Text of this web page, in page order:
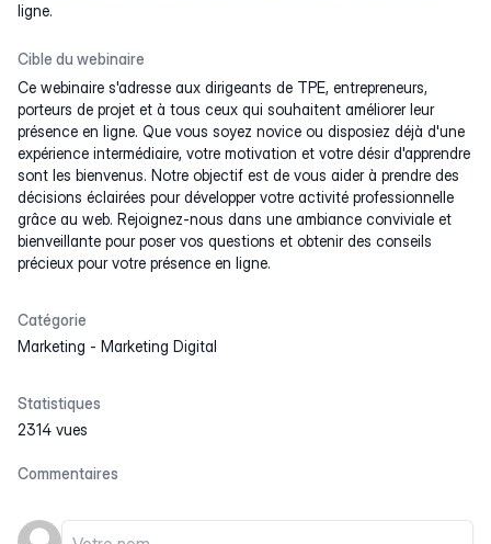
ligne.
Cible du webinaire
Ce webinaire s'adresse aux dirigeants de TPE, entrepreneurs,
porteurs de projet et à tous ceux qui souhaitent améliorer leur
présence en ligne. Que vous soyez novice ou disposiez déjà d'une
expérience intermédiaire, votre motivation et votre désir d'apprendre
sont les bienvenus. Notre objectif est de vous aider à prendre des
décisions éclairées pour développer votre activité professionnelle
grâce au web. Rejoignez-nous dans une ambiance conviviale et
bienveillante pour poser vos questions et obtenir des conseils
précieux pour votre présence en ligne.
Catégorie
Marketing - Marketing Digital
Statistiques
2314 vues
Commentaires
Votre nom